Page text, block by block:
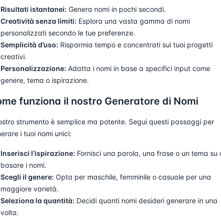
Risultati istantanei: Genera nomi in pochi secondi.
Creatività senza limiti: Esplora una vasta gamma di nomi
personalizzati secondo le tue preferenze.
Semplicità d’uso: Risparmia tempo e concentrati sui tuoi progetti
creativi.
Personalizzazione: Adatta i nomi in base a specifici input come
genere, tema o ispirazione.
funziona il nostro Generatore di Nomi
strumento è semplice ma potente. Segui questi passaggi per
i tuoi nomi unici:
Inserisci l’ispirazione: Fornisci una parola, una frase o un tema su
basare i nomi.
Scegli il genere: Opta per maschile, femminile o casuale per una
maggiore varietà.
Seleziona la quantità: Decidi quanti nomi desideri generare in una
volta.